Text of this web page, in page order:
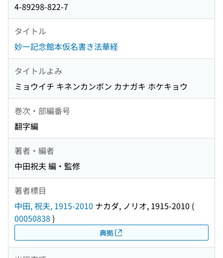
4-89298-822-7
タイトル
妙一記念館本仮名書き法華経
タイトルよみ
ミョウイチ キネンカンボン カナガキ ホケキョウ
巻次・部編番号
翻字編
著者・編者
中田祝夫 編・監修
著者標目
中田, 祝夫, 1915-2010 ナカダ, ノリオ, 1915-2010 (
00050838 )
典拠